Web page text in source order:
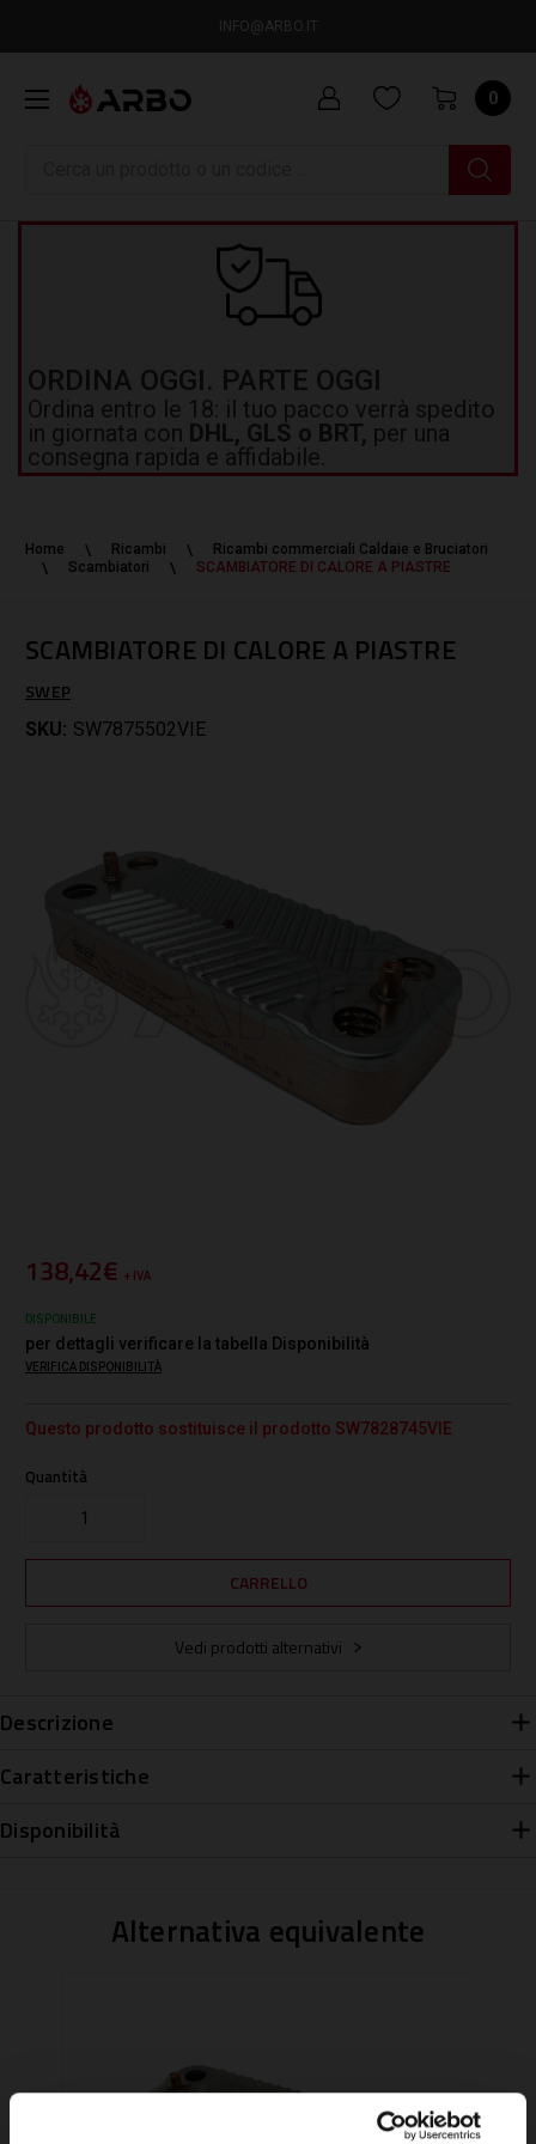
INFO@ARBO.IT
0
ORDINA OGGI. PARTE OGGI
Ordina entro le 18: il tuo pacco verrà spedito
in giornata con DHL, GLS o BRT, per una
consegna rapida e affidabile.
Home Ricambi
Ricambi commerciali Caldaie e Bruciatori
Scambiatori
SCAMBIATORE DI CALORE A PIASTRE
SCAMBIATORE DI CALORE A PIASTRE
SWEP
SKU: SW7875502VIE
138,42€ + IVA
DISPONIBILE
per dettagli verificare la tabella Disponibilità
VERIFICA DISPONIBILITÀ
Questo prodotto sostituisce il prodotto SW7828745VIE
Quantità
Vedi prodotti alternativi
Descrizione
Caratteristiche
Disponibilità
Alternativa equivalente